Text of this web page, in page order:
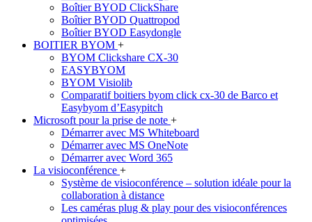
Boîtier BYOD ClickShare
Boîtier BYOD Quattropod
Boîtier BYOD Easydongle
BOITIER BYOM +
BYOM Clickshare CX-30
EASYBYOM
BYOM Visiolib
Comparatif boitiers byom click cx-30 de Barco et
Easybyom d’Easypitch
Microsoft pour la prise de note +
Démarrer avec MS Whiteboard
Démarrer avec MS OneNote
Démarrer avec Word 365
La visioconférence +
Système de visioconférence – solution idéale pour la
collaboration à distance
Les caméras plug & play pour des visioconférences